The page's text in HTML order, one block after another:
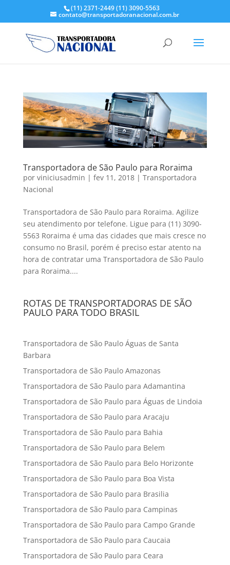
(11) 2371-2449(11) 3090-5563
contato@transportadoranacional.com.br
Transportadora de São Paulo para Roraima
por viniciusadmin | fev 11, 2018| Transportadora
Nacional
Transportadora de São Paulo para Roraima. Agilize
seu atendimento por telefone. Ligue para (11) 3090-
5563 Roraima é uma das cidades que mais cresce no
consumo no Brasil, porém é preciso estar atento na
hora de contratar uma Transportadora de São Paulo
para Roraima....
ROTAS DE TRANSPORTADORAS DE SÃO
PAULO PARA TODO BRASIL
Transportadora de São Paulo Águas de Santa
Barbara
Transportadora de São Paulo Amazonas
Transportadora de São Paulo para Adamantina
Transportadora de São Paulo para Águas de Lindoia
Transportadora de São Paulo para Aracaju
Transportadora de São Paulo para Bahia
Transportadora de São Paulo para Belem
Transportadora de São Paulo para Belo Horizonte
Transportadora de São Paulo para Boa Vista
Transportadora de São Paulo para Brasilia
Transportadora de São Paulo para Campinas
Transportadora de São Paulo para Campo Grande
Transportadora de São Paulo para Caucaia
Transportadora de São Paulo para Ceara